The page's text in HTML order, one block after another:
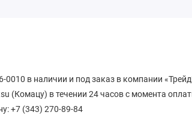
0010 в наличии и под заказ в компании
(Комацу) в течении 24 часов с момента
+7 (343) 270-89-84